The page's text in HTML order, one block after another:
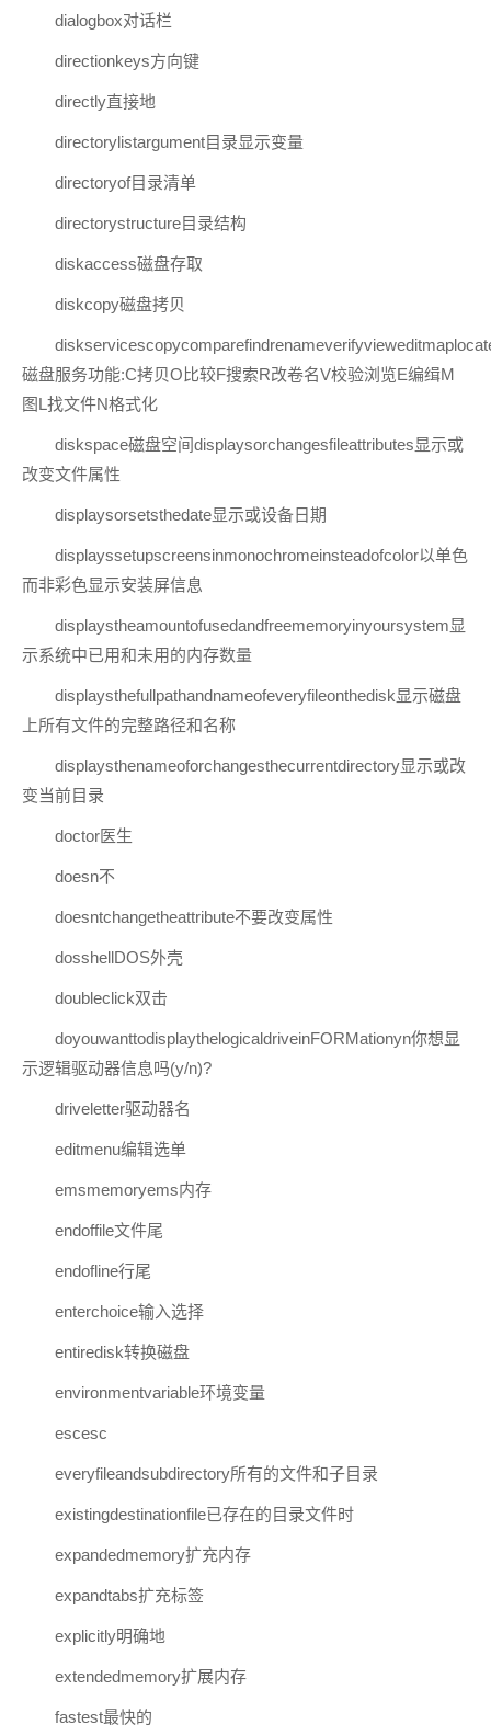
dialogbox对话栏
directionkeys方向键
directly直接地
directorylistargument目录显示变量
directoryof目录清单
directorystructure目录结构
diskaccess磁盘存取
diskcopy磁盘拷贝
磁盘服务功能:C拷贝O比较F搜索R改卷名V校验浏览E编缉M
图L找文件N格式化
diskspace磁盘空间displaysorchangesfileattributes显示或
改变文件属性
displaysorsetsthedate显示或设备日期
displayssetupscreensinmonochromeinsteadofcolor以单色
而非彩色显示安装屏信息
displaystheamountofusedandfreememoryinyoursystem显
示系统中已用和未用的内存数量
displaysthefullpathandnameofeveryfileonthedisk显示磁盘
上所有文件的完整路径和名称
displaysthenameoforchangesthecurrentdirectory显示或改
变当前目录
doctor医生
doesn不
doesntchangetheattribute不要改变属性
dosshellDOS外壳
doubleclick双击
doyouwanttodisplaythelogicaldriveinFORMationyn你想显
示逻辑驱动器信息吗(y/n)?
driveletter驱动器名
editmenu编辑选单
emsmemoryems内存
endoffile文件尾
endofline行尾
enterchoice输入选择
entiredisk转换磁盘
environmentvariable环境变量
escesc
everyfileandsubdirectory所有的文件和子目录
existingdestinationfile已存在的目录文件时
expandedmemory扩充内存
expandtabs扩充标签
explicitly明确地
extendedmemory扩展内存
fastest最快的